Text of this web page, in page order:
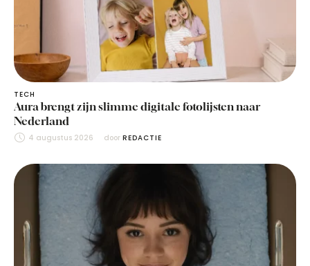
TECH
Aura brengt zijn slimme digitale fotolijsten naar
Nederland
4 augustus 2026 door REDACTIE